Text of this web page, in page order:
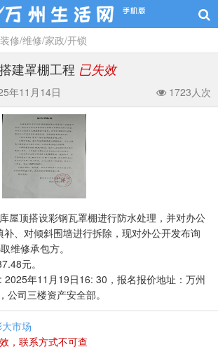
装修/维修/家政/开锁
建罩棚工程 已失效
年11月14日 1723人次
屋顶搭设彩钢瓦罩棚进行防水处理，并对办公
补、对倾斜围墙进行拆除，现对外公开发布询
维修承包方。
元。
2025年11月19日16: 30，报名报价地址：万州
公司三楼资产安全部。
市场
，联系方式不可查